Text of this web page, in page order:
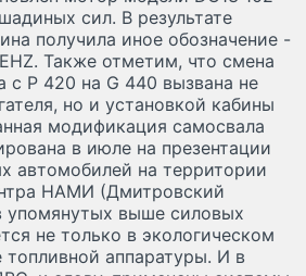
сил. В результате
получила иное обозначение -
Также отметим, что смена
с P 420 на G 440 вызвана не
но и установкой кабины
модификация самосвала
в июле на презентации
автомобилей на территории
НАМИ (Дмитровский
упомянутых выше силовых
не только в экологическом
топливной аппаратуры. И в